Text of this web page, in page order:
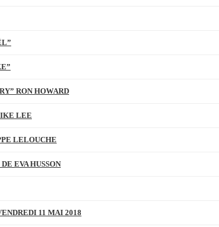
RON HOWARD
LEE
LELOUCHE
EVA HUSSON
11 MAI 2018